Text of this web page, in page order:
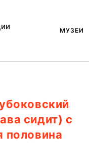
МУЗЕИ
сидит) с
половина